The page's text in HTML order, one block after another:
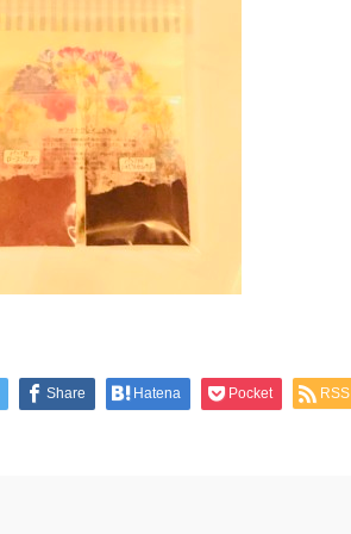
Share Hatena Pocket RSS